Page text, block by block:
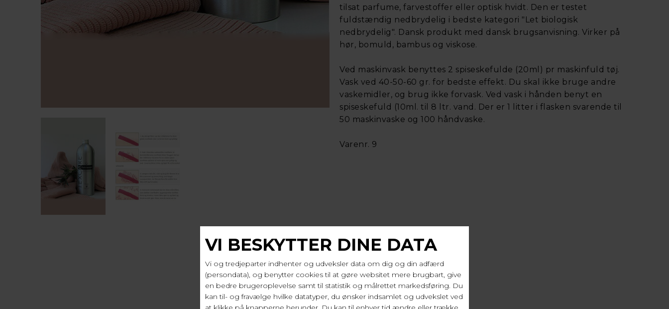
tilsat parfume, farvestoffer eller optisk hvidt. Den er testet
fuldstændig nedbrydelig i bedste kategori "Let biologisk
nedbrydelig". Dansk produkt med dansk brugsanvisning. Virker på
hør, bomuld, bambus og viskose.
Ved maskinvask benyttes 2 spiseskefulde (20ml) pr maskinfuld tøj.
Vask ved 40-50-60 gr. for bedste effekt. Du skal ikke bruge andre
vaskemidler, og brug ikke forvask. Ved vask i hånden benyt en
spiseskefuld (10ml. til 8 ltr. vand. Der er 1 litter i flasken svarende til
50 maskinvaske og 100 håndvaske.
Varenr. 9